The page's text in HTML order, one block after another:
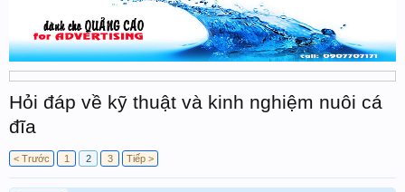
Hỏi đáp về kỹ thuật và kinh nghiệm nuôi cá
đĩa
< Trước 1 2 3 Tiếp >